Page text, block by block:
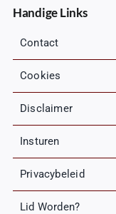
Handige Links
Contact
Cookies
Disclaimer
Insturen
Privacybeleid
Lid Worden?